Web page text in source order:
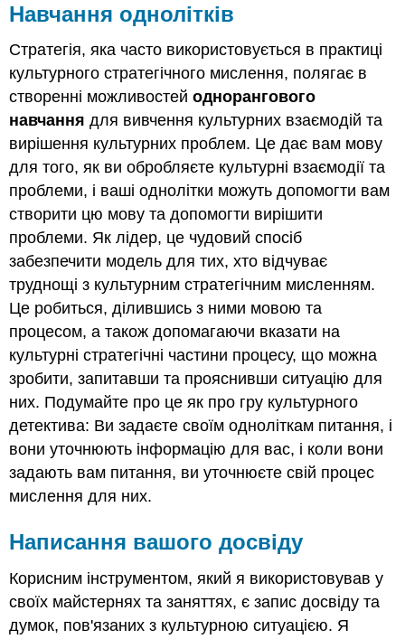
Навчання однолітків
Стратегія, яка часто використовується в практиці
культурного стратегічного мислення, полягає в
створенні можливостейоднорангового
навчання для вивчення культурних взаємодій та
вирішення культурних проблем. Це дає вам мову
для того, як ви обробляєте культурні взаємодії та
проблеми, і ваші однолітки можуть допомогти вам
створити цю мову та допомогти вирішити
проблеми. Як лідер, це чудовий спосіб
забезпечити модель для тих, хто відчуває
труднощі з культурним стратегічним мисленням.
Це робиться, ділившись з ними мовою та
процесом, а також допомагаючи вказати на
культурні стратегічні частини процесу, що можна
зробити, запитавши та прояснивши ситуацію для
них. Подумайте про це як про гру культурного
детектива: Ви задаєте своїм одноліткам питання, і
вони уточнюють інформацію для вас, і коли вони
задають вам питання, ви уточнюєте свій процес
мислення для них.
Написання вашого досвіду
Корисним інструментом, який я використовував у
своїх майстернях та заняттях, є запис досвіду та
думок, пов'язаних з культурною ситуацією. Я